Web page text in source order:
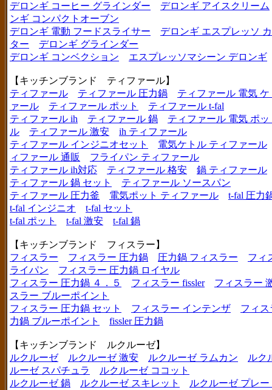
デロンギ コーヒー グラインダー
デロンギ アイスクリーム
ンギ コンパクトオーブン
デロンギ 電動 フードスライサー
デロンギ エスプレッソ
ター
デロンギ グラインダー
デロンギ コンベクション
エスプレッソマシーン デロンギ
【キッチンブランド ティファール】
ティファール
ティファール 圧力鍋
ティファール 電気 ケ
ァール
ティファール ポット
ティファール t-fal
ティファール ih
ティファール 鍋
ティファール 電気 ポッ
ル
ティファール 激安
ih ティファール
ティファール インジニオセット
電気ケトル ティファール
ィファール 通販
フライパン ティファール
ティファール ih対応
ティファール 格安
鍋 ティファール
ティファール 鍋 セット
ティファール ソースパン
ティファール 圧力釜
電気ポット ティファール
t-fal 圧力
t-fal インジニオ
t-fal セット
t-fal ポット
t-fal 激安 t-fal 鍋
【キッチンブランド フィスラー】
フィスラー
フィスラー 圧力鍋 圧力鍋 フィスラー
フィ
ライパン
フィスラー 圧力鍋 ロイヤル
フィスラー 圧力鍋 ４．５
フィスラー fissler
フィスラー
スラー ブルーポイント
フィスラー 圧力鍋 セット
フィスラー インテンザ
フィ
力鍋 ブルーポイント
fissler 圧力鍋
【キッチンブランド ルクルーゼ】
ルクルーゼ
ルクルーゼ 激安 ルクルーゼ ラムカン
ルク
ルーゼ スパチュラ
ルクルーゼ ココット
ルクルーゼ 鍋
ルクルーゼ スキレット
ルクルーゼ プレ